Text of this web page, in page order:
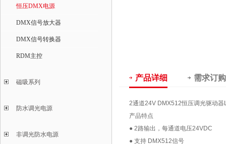
恒压DMX电源
DMX信号放大器
DMX信号转换器
RDM主控
磁吸系列
防水调光电源
非调光防水电源
产品详细 需求订购
2通道24V DMX512恒压调光驱动
产品特点
● 2路输出，每通道电压24VDC
● 支持 DMX512信号